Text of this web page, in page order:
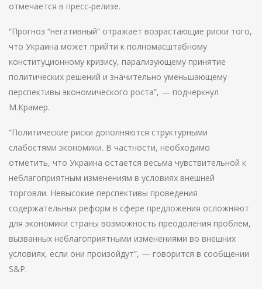
отмечается в пресс-релизе.
“Прогноз “негативный” отражает возрастающие риски того,
что Украина может прийти к полномасштабному
конституционному кризису, парализующему принятие
политических решений и значительно уменьшающему
перспективы экономического роста”, — подчеркнул
М.Крамер.
“Политические риски дополняются структурными
слабостями экономики. В частности, необходимо
отметить, что Украина остается весьма чувствительной к
неблагоприятным изменениям в условиях внешней
торговли. Невысокие перспективы проведения
содержательных реформ в сфере предложения осложняют
для экономики страны возможность преодоления проблем,
вызванных неблагоприятными изменениями во внешних
условиях, если они произойдут”, — говорится в сообщении
S&P.